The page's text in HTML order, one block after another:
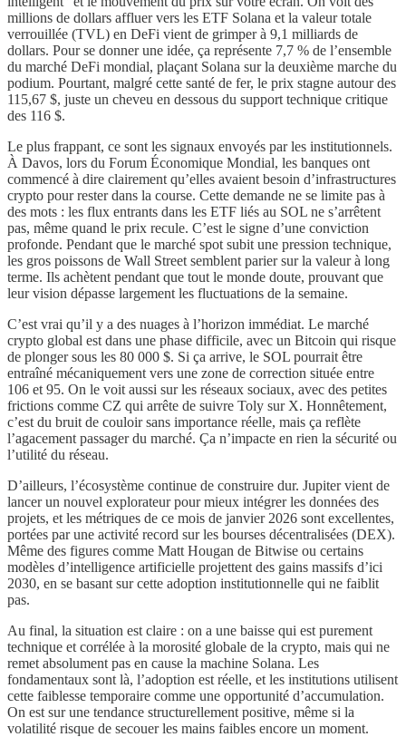
millions de dollars affluer vers les ETF Solana et la valeur totale
verrouillée (TVL) en DeFi vient de grimper à 9,1 milliards de
dollars. Pour se donner une idée, ça représente 7,7 % de l’ensemble
du marché DeFi mondial, plaçant Solana sur la deuxième marche du
podium. Pourtant, malgré cette santé de fer, le prix stagne autour des
115,67 $, juste un cheveu en dessous du support technique critique
des 116 $.
Le plus frappant, ce sont les signaux envoyés par les institutionnels.
À Davos, lors du Forum Économique Mondial, les banques ont
commencé à dire clairement qu’elles avaient besoin d’infrastructures
crypto pour rester dans la course. Cette demande ne se limite pas à
des mots : les flux entrants dans les ETF liés au SOL ne s’arrêtent
pas, même quand le prix recule. C’est le signe d’une conviction
profonde. Pendant que le marché spot subit une pression technique,
les gros poissons de Wall Street semblent parier sur la valeur à long
terme. Ils achètent pendant que tout le monde doute, prouvant que
leur vision dépasse largement les fluctuations de la semaine.
C’est vrai qu’il y a des nuages à l’horizon immédiat. Le marché
crypto global est dans une phase difficile, avec un Bitcoin qui risque
de plonger sous les 80 000 $. Si ça arrive, le SOL pourrait être
entraîné mécaniquement vers une zone de correction située entre
106 et 95. On le voit aussi sur les réseaux sociaux, avec des petites
frictions comme CZ qui arrête de suivre Toly sur X. Honnêtement,
c’est du bruit de couloir sans importance réelle, mais ça reflète
l’agacement passager du marché. Ça n’impacte en rien la sécurité ou
l’utilité du réseau.
D’ailleurs, l’écosystème continue de construire dur. Jupiter vient de
lancer un nouvel explorateur pour mieux intégrer les données des
projets, et les métriques de ce mois de janvier 2026 sont excellentes,
portées par une activité record sur les bourses décentralisées (DEX).
Même des figures comme Matt Hougan de Bitwise ou certains
modèles d’intelligence artificielle projettent des gains massifs d’ici
2030, en se basant sur cette adoption institutionnelle qui ne faiblit
pas.
Au final, la situation est claire : on a une baisse qui est purement
technique et corrélée à la morosité globale de la crypto, mais qui ne
remet absolument pas en cause la machine Solana. Les
fondamentaux sont là, l’adoption est réelle, et les institutions utilisent
cette faiblesse temporaire comme une opportunité d’accumulation.
On est sur une tendance structurellement positive, même si la
volatilité risque de secouer les mains faibles encore un moment.